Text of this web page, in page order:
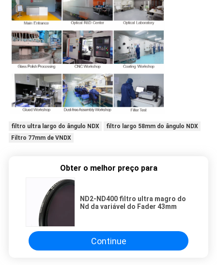
filtro ultra largo do ângulo NDX
filtro largo 58mm do ângulo NDX
Filtro 77mm de VNDX
Obter o melhor preço para
ND2-ND400 filtro ultra magro do
Nd da variável do Fader 43mm
Continue